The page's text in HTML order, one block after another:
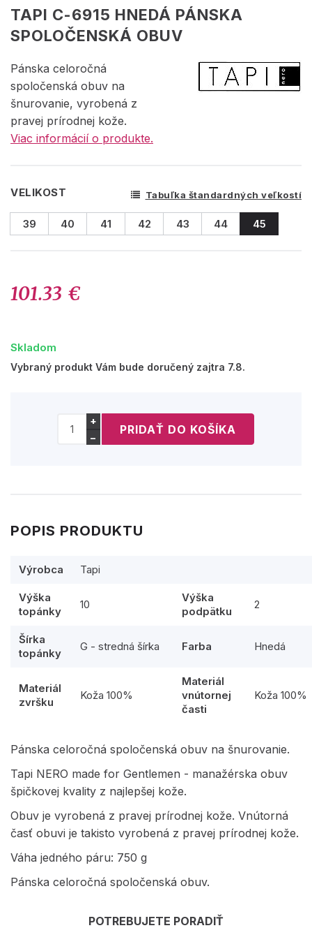
TAPI C-6915 HNEDÁ PÁNSKA
SPOLOČENSKÁ OBUV
Pánska celoročná
spoločenská obuv na
šnurovanie, vyrobená z
pravej prírodnej kože.
Viac informácií o produkte.
VELIKOST Tabuľka štandardných veľkostí
39 40 41 42 43 44 45
101.33 €
Skladom
Vybraný produkt Vám bude doručený zajtra 7.8.
+
−
POPIS PRODUKTU
Výrobca Tapi
Výška
topánky
10
Výška
podpätku
2
Šírka
topánky
G - stredná šírka Farba Hnedá
Materiál
zvršku
Koža 100%
Materiál
vnútornej
časti
Koža 100%
Pánska celoročná spoločenská obuv na šnurovanie.
Tapi NERO made for Gentlemen - manažérska obuv
špičkovej kvality z najlepšej kože.
Obuv je vyrobená z pravej prírodnej kože. Vnútorná
časť obuvi je takisto vyrobená z pravej prírodnej kože.
Váha jedného páru: 750 g
Pánska celoročná spoločenská obuv.
POTREBUJETE PORADIŤ